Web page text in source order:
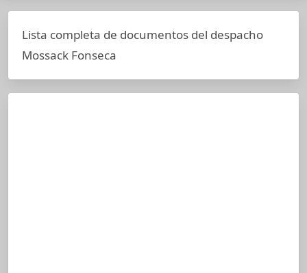
Lista completa de documentos del despacho
Mossack Fonseca